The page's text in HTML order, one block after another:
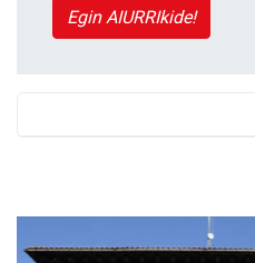
Egin AIURRIkide!